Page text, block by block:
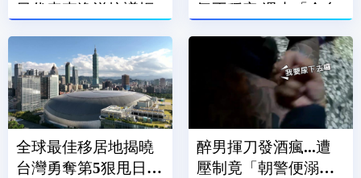
日代表李逸洋抗議拒
氣不穩定 週末「全台
全球最佳移居地揭曉
台灣勇奪第5狠甩日.
醉男揮刀發酒瘋...遭
壓制竟「朝警便溺」